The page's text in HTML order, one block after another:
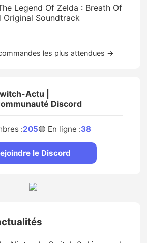
Legend Of Zelda : Breath Of
Original Soundtrack
les plus attendues →
Actu |
Discord
:205🟢 En ligne :38
le Discord